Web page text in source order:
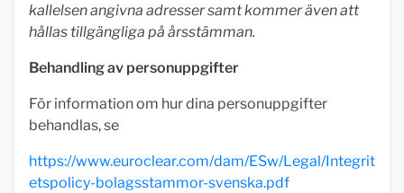
kallelsen angivna adresser samt kommer även att
hållas tillgängliga på årsstämman.
Behandling av personuppgifter
För information om hur dina personuppgifter
behandlas, se
https://www.euroclear.com/dam/ESw/Legal/Integrit
etspolicy-bolagsstammor-svenska.pdf